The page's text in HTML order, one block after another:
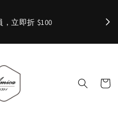
立即折 $100 ✨